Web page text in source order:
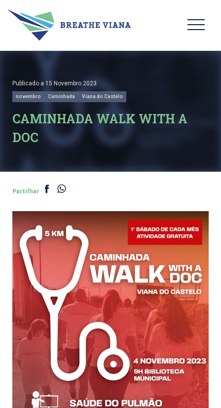
Publicado a 15 Novembro 2023
novembro Caminhada Viana do Castelo
CAMINHADA WALK WITH A
DOC
Partilhar